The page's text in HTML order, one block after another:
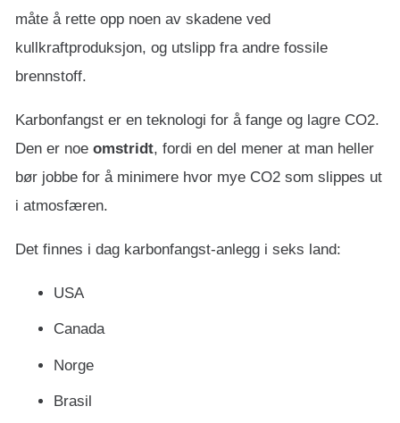
måte å rette opp noen av skadene ved
kullkraftproduksjon, og utslipp fra andre fossile
brennstoff.
Karbonfangst er en teknologi for å fange og lagre CO2.
Den er noe omstridt, fordi en del mener at man heller
bør jobbe for å minimere hvor mye CO2 som slippes ut
i atmosfæren.
Det finnes i dag karbonfangst-anlegg i seks land:
USA
Canada
Norge
Brasil